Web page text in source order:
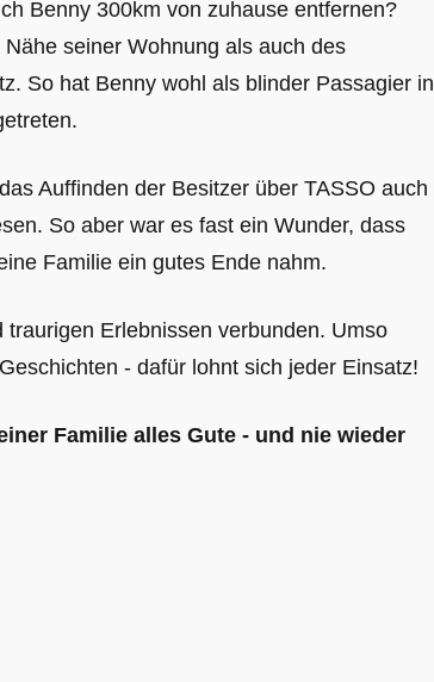
Benny 300km von zuhause entfernen?
seiner Wohnung als auch des
So hat Benny wohl als blinder Passagier in
Auffinden der Besitzer über TASSO auch
So aber war es fast ein Wunder, dass
Familie ein gutes Ende nahm.
Erlebnissen verbunden. Umso
- dafür lohnt sich jeder Einsatz!
Familie alles Gute - und nie wieder